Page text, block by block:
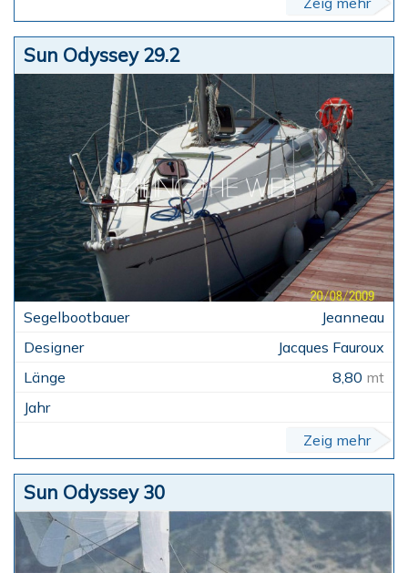
Sun Odyssey 29.2
Jeanneau
Jacques Fauroux
8,80 mt
Zeig mehr
Sun Odyssey 30